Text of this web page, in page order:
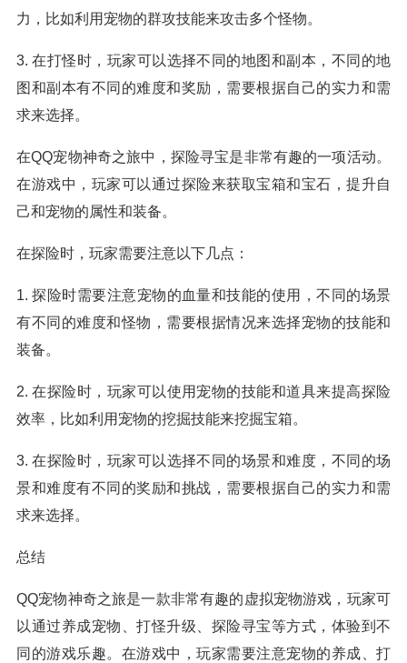
力，比如利用宠物的群攻技能来攻击多个怪物。
3. 在打怪时，玩家可以选择不同的地图和副本，不同的地
图和副本有不同的难度和奖励，需要根据自己的实力和需
求来选择。
在QQ宠物神奇之旅中，探险寻宝是非常有趣的一项活动。
在游戏中，玩家可以通过探险来获取宝箱和宝石，提升自
己和宠物的属性和装备。
在探险时，玩家需要注意以下几点：
1. 探险时需要注意宠物的血量和技能的使用，不同的场景
有不同的难度和怪物，需要根据情况来选择宠物的技能和
装备。
2. 在探险时，玩家可以使用宠物的技能和道具来提高探险
效率，比如利用宠物的挖掘技能来挖掘宝箱。
3. 在探险时，玩家可以选择不同的场景和难度，不同的场
景和难度有不同的奖励和挑战，需要根据自己的实力和需
求来选择。
总结
QQ宠物神奇之旅是一款非常有趣的虚拟宠物游戏，玩家可
以通过养成宠物、打怪升级、探险寻宝等方式，体验到不
同的游戏乐趣。在游戏中，玩家需要注意宠物的养成、打